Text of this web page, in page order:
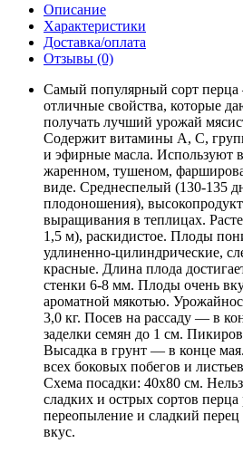
Описание
Характеристики
Доставка/оплата
Отзывы (0)
Самый популярный сорт
отличные свойства, которые
получать лучший урожай
Содержит витамины А, С,
и эфирные масла. Используют
жаренном, тушеном,
виде. Среднеспелый (130-135
плодоношения),
выращивания в теплицах.
1,5 м), раскидистое. Плоды
удлиненно-цилиндрические,
красные. Длина плода
стенки 6-8 мм. Плоды очень
ароматной мякотью.
3,0 кг. Посев на рассаду — в
заделки семян до 1 см.
Высадка в грунт — в конце
всех боковых побегов и
Схема посадки: 40х80 см.
сладких и острых сортов
переопыление и сладкий перец
вкус.